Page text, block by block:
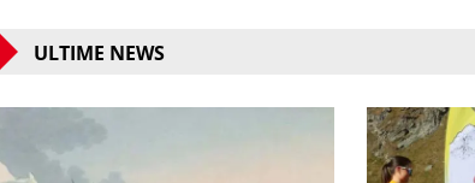
ULTIME NEWS